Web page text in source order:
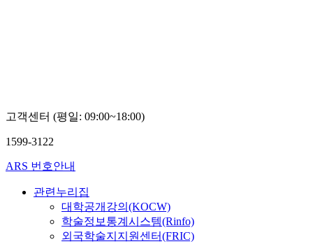
선
선
고객센터 (평일: 09:00~18:00)
1599-3122
ARS 번호안내
관련누리집
대학공개강의(KOCW)
학술정보통계시스템(Rinfo)
외국학술지지원센터(FRIC)